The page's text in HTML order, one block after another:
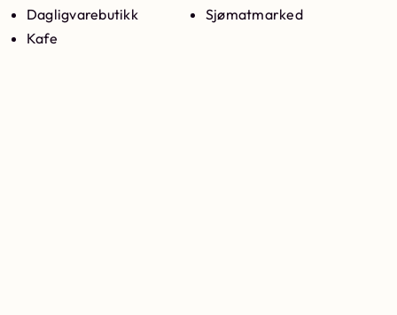
Dagligvarebutikk
Kafe
Sjømatmarked